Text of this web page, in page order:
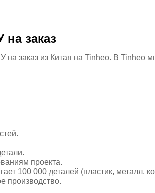
заказ
заказ из Китая на Tinheo. В Tinheo
проекта.
100 000 деталей (пластик, металл,
производство.